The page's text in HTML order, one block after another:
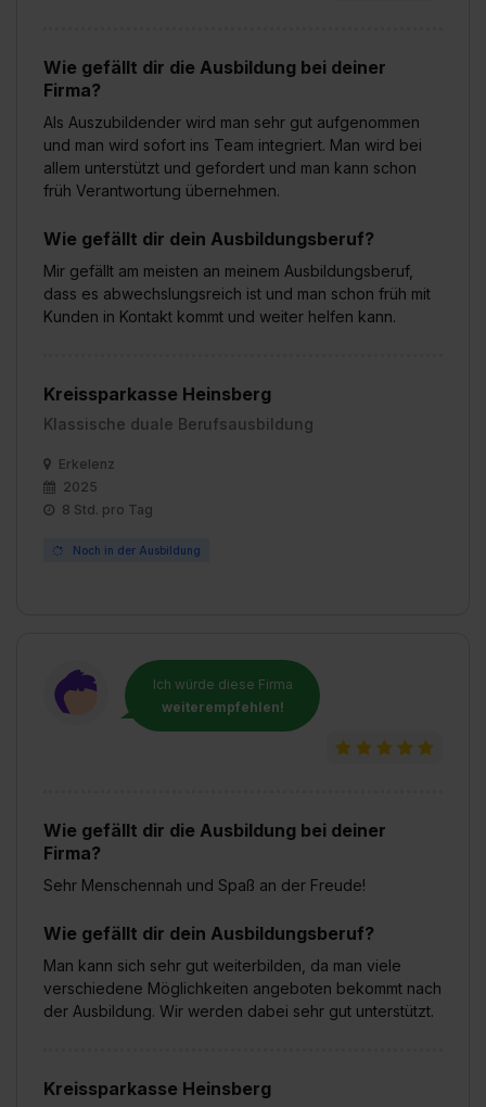
Wie gefällt dir die Ausbildung bei deiner
Firma?
Als Auszubildender wird man sehr gut aufgenommen
und man wird sofort ins Team integriert. Man wird bei
allem unterstützt und gefordert und man kann schon
früh Verantwortung übernehmen.
Wie gefällt dir dein Ausbildungsberuf?
Mir gefällt am meisten an meinem Ausbildungsberuf,
dass es abwechslungsreich ist und man schon früh mit
Kunden in Kontakt kommt und weiter helfen kann.
Kreissparkasse Heinsberg
Klassische duale Berufsausbildung
Erkelenz
2025
8 Std. pro Tag
Noch in der Ausbildung
Ich würde diese Firma
weiterempfehlen!
Wie gefällt dir die Ausbildung bei deiner
Firma?
Sehr Menschennah und Spaß an der Freude!
Wie gefällt dir dein Ausbildungsberuf?
Man kann sich sehr gut weiterbilden, da man viele
verschiedene Möglichkeiten angeboten bekommt nach
der Ausbildung. Wir werden dabei sehr gut unterstützt.
Kreissparkasse Heinsberg